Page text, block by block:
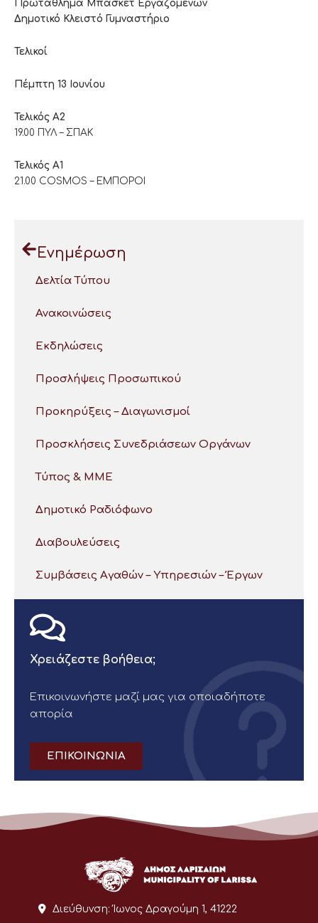
Πρωτάθλημα Μπάσκετ Εργαζομένων
Δημοτικό Κλειστό Γυμναστήριο
Τελικοί
Πέμπτη 13 Ιουνίου
Τελικός Α2
19.00 ΠΥΛ – ΣΠΑΚ
Τελικός Α1
21.00 COSMOS – ΕΜΠΟΡΟΙ
Ενημέρωση
Δελτία Τύπου
Ανακοινώσεις
Εκδηλώσεις
Προσλήψεις Προσωπικού
Προκηρύξεις – Διαγωνισμοί
Προσκλήσεις Συνεδριάσεων Οργάνων
Τύπος & ΜΜΕ
Δημοτικό Ραδιόφωνο
Διαβουλεύσεις
Συμβάσεις Αγαθών – Υπηρεσιών – Έργων
Χρειάζεστε βοήθεια;
Επικοινωνήστε μαζί μας για οποιαδήποτε
απορία
ΕΠΙΚΟΙΝΩΝΙΑ
Διεύθυνση: Ίωνος Δραγούμη 1, 41222